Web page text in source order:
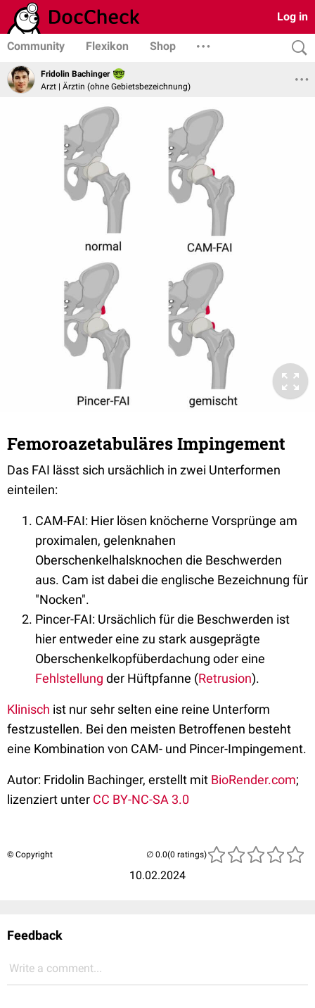
Log in
Community Flexikon Shop
Fridolin Bachinger
Arzt | Ärztin (ohne Gebietsbezeichnung)
Femoroazetabuläres Impingement
Das FAI lässt sich ursächlich in zwei Unterformen
einteilen:
CAM-FAI: Hier lösen knöcherne Vorsprünge am
proximalen, gelenknahen
Oberschenkelhalsknochen die Beschwerden
aus. Cam ist dabei die englische Bezeichnung für
"Nocken".
Pincer-FAI: Ursächlich für die Beschwerden ist
hier entweder eine zu stark ausgeprägte
Oberschenkelkopfüberdachung oder eine
Fehlstellung der Hüftpfanne (Retrusion).
Klinisch ist nur sehr selten eine reine Unterform
festzustellen. Bei den meisten Betroffenen besteht
eine Kombination von CAM- und Pincer-Impingement.
Autor: Fridolin Bachinger, erstellt mit BioRender.com;
lizenziert unter CC BY-NC-SA 3.0
© Copyright
10.02.2024
(0 ratings)
Feedback
Write a comment...